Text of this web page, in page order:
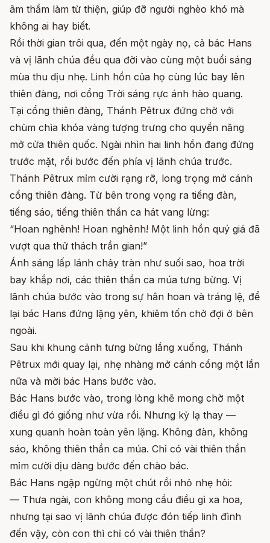
âm thầm làm từ thiện, giúp đỡ người nghèo khó mà
không ai hay biết.
Rồi thời gian trôi qua, đến một ngày nọ, cả bác Hans
và vị lãnh chúa đều qua đời vào cùng một buổi sáng
mùa thu dịu nhẹ. Linh hồn của họ cùng lúc bay lên
thiên đàng, nơi cổng Trời sáng rực ánh hào quang.
Tại cổng thiên đàng, Thánh Pêtrux đứng chờ với
chùm chìa khóa vàng tượng trưng cho quyền năng
mở cửa thiên quốc. Ngài nhìn hai linh hồn đang đứng
trước mặt, rồi bước đến phía vị lãnh chúa trước.
Thánh Pêtrux mỉm cười rạng rỡ, long trọng mở cánh
cổng thiên đàng. Từ bên trong vọng ra tiếng đàn,
tiếng sáo, tiếng thiên thần ca hát vang lừng:
“Hoan nghênh! Hoan nghênh! Một linh hồn quý giá đã
vượt qua thử thách trần gian!”
Ánh sáng lấp lánh chảy tràn như suối sao, hoa trời
bay khắp nơi, các thiên thần ca múa tưng bừng. Vị
lãnh chúa bước vào trong sự hân hoan và tráng lệ, để
lại bác Hans đứng lặng yên, khiêm tốn chờ đợi ở bên
ngoài.
Sau khi khung cảnh tưng bừng lắng xuống, Thánh
Pêtrux mới quay lại, nhẹ nhàng mở cánh cổng một lần
nữa và mời bác Hans bước vào.
Bác Hans bước vào, trong lòng khẽ mong chờ một
điều gì đó giống như vừa rồi. Nhưng kỳ lạ thay —
xung quanh hoàn toàn yên lặng. Không đàn, không
sáo, không thiên thần ca múa. Chỉ có vài thiên thần
mỉm cười dịu dàng bước đến chào bác.
Bác Hans ngập ngừng một chút rồi nhỏ nhẹ hỏi:
— Thưa ngài, con không mong cầu điều gì xa hoa,
nhưng tại sao vị lãnh chúa được đón tiếp linh đình
đến vậy, còn con thì chỉ có vài thiên thần?